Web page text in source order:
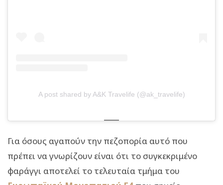
A post shared by A&K Travelife (@ak_travelife)
Για όσους αγαπούν την πεζοπορία αυτό που
πρέπει να γνωρίζουν είναι ότι το συγκεκριμένο
φαράγγι αποτελεί το τελευταία τμήμα του